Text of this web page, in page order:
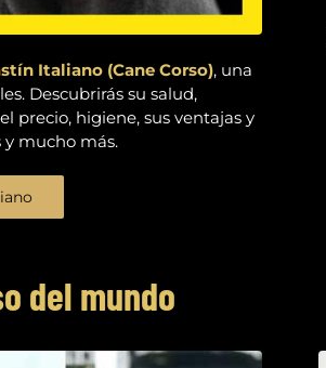
Italiano (Cane Corso), una
Descubrirás su salud,
precio, higiene, sus ventajas y
y mucho más.
del mundo